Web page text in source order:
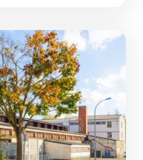
façonnent le